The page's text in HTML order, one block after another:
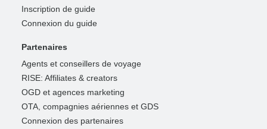
Inscription de guide
Connexion du guide
Partenaires
Agents et conseillers de voyage
RISE: Affiliates & creators
OGD et agences marketing
OTA, compagnies aériennes et GDS
Connexion des partenaires